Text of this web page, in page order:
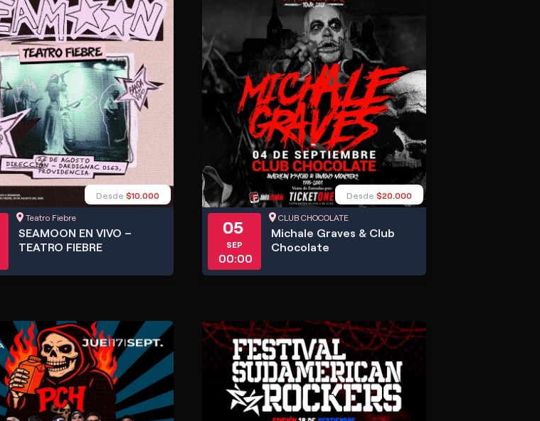
Desde$10.000
Teatro Fiebre
SEAMOON EN VIVO –
TEATRO FIEBRE
Desde $20.000
05
SEP
00:00
CLUB CHOCOLATE
Michale Graves & Club
Chocolate